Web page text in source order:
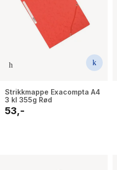
Strikkmappe Exacompta A4
3 kl 355g Rød
53,-